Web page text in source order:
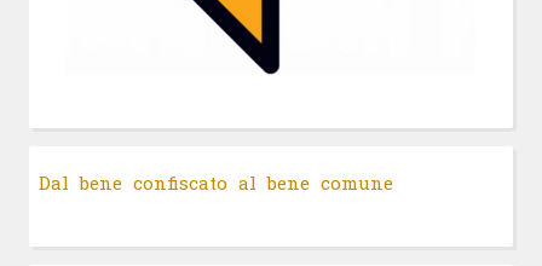
Dal bene confiscato al bene comune